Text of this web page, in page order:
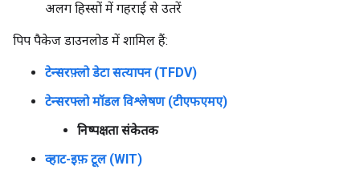
अलग हिस्सों में गहराई से उतरें
पिप पैकेज डाउनलोड में शामिल हैं:
टेन्सरफ़्लो डेटा सत्यापन (TFDV)
टेन्सरफ्लो मॉडल विश्लेषण (टीएफएमए)
निष्पक्षता संकेतक
व्हाट-इफ़ टूल (WIT)